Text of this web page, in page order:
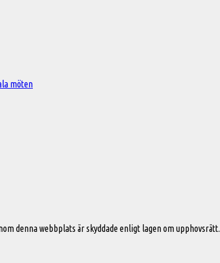
möten
denna webbplats är skyddade enligt lagen om upphovsrätt.